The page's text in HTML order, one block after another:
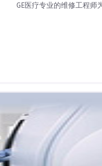
GE医疗专业的维修工程